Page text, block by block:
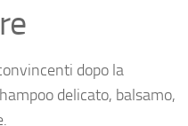
dopo la
delicato, balsamo,